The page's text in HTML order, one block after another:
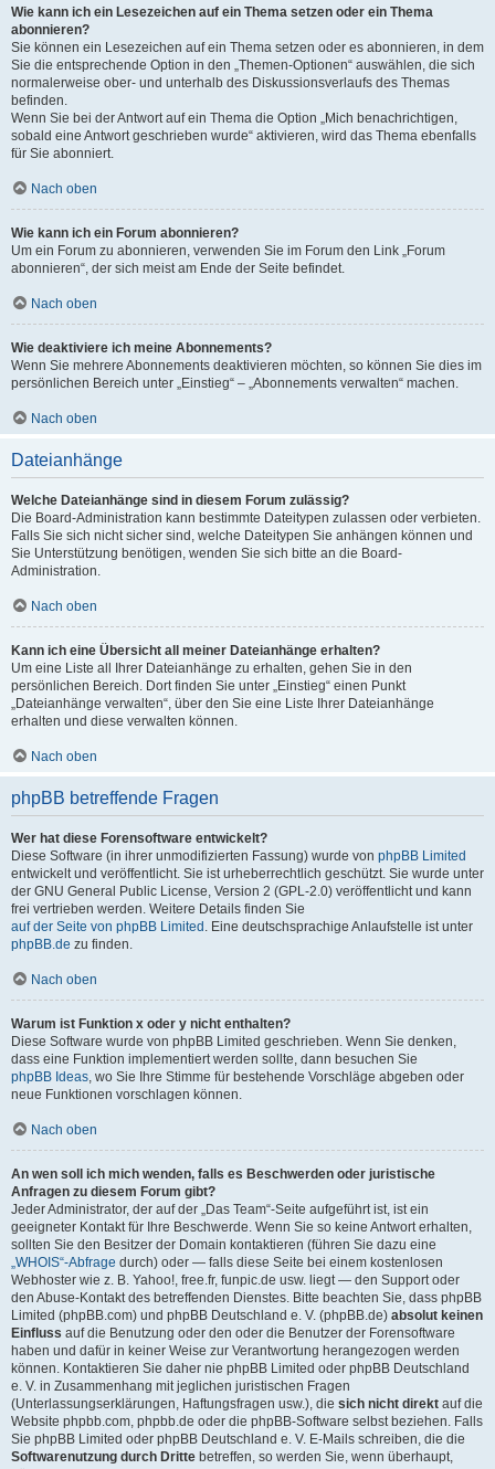
Wie kann ich ein Lesezeichen auf ein Thema setzen oder ein Thema
abonnieren?
Sie können ein Lesezeichen auf ein Thema setzen oder es abonnieren, in dem
Sie die entsprechende Option in den „Themen-Optionen“ auswählen, die sich
normalerweise ober- und unterhalb des Diskussionsverlaufs des Themas
befinden.
Wenn Sie bei der Antwort auf ein Thema die Option „Mich benachrichtigen,
sobald eine Antwort geschrieben wurde“ aktivieren, wird das Thema ebenfalls
für Sie abonniert.
Nach oben
Wie kann ich ein Forum abonnieren?
Um ein Forum zu abonnieren, verwenden Sie im Forum den Link „Forum
abonnieren“, der sich meist am Ende der Seite befindet.
Nach oben
Wie deaktiviere ich meine Abonnements?
Wenn Sie mehrere Abonnements deaktivieren möchten, so können Sie dies im
persönlichen Bereich unter „Einstieg“ – „Abonnements verwalten“ machen.
Nach oben
Dateianhänge
Welche Dateianhänge sind in diesem Forum zulässig?
Die Board-Administration kann bestimmte Dateitypen zulassen oder verbieten.
Falls Sie sich nicht sicher sind, welche Dateitypen Sie anhängen können und
Sie Unterstützung benötigen, wenden Sie sich bitte an die Board-
Administration.
Nach oben
Kann ich eine Übersicht all meiner Dateianhänge erhalten?
Um eine Liste all Ihrer Dateianhänge zu erhalten, gehen Sie in den
persönlichen Bereich. Dort finden Sie unter „Einstieg“ einen Punkt
„Dateianhänge verwalten“, über den Sie eine Liste Ihrer Dateianhänge
erhalten und diese verwalten können.
Nach oben
phpBB betreffende Fragen
Wer hat diese Forensoftware entwickelt?
Diese Software (in ihrer unmodifizierten Fassung) wurde von phpBB Limited
entwickelt und veröffentlicht. Sie ist urheberrechtlich geschützt. Sie wurde unter
der GNU General Public License, Version 2 (GPL-2.0) veröffentlicht und kann
frei vertrieben werden. Weitere Details finden Sie
auf der Seite von phpBB Limited . Eine deutschsprachige Anlaufstelle ist unter
phpBB.de zu finden.
Nach oben
Warum ist Funktion x oder y nicht enthalten?
Diese Software wurde von phpBB Limited geschrieben. Wenn Sie denken,
dass eine Funktion implementiert werden sollte, dann besuchen Sie
phpBB Ideas, wo Sie Ihre Stimme für bestehende Vorschläge abgeben oder
neue Funktionen vorschlagen können.
Nach oben
An wen soll ich mich wenden, falls es Beschwerden oder juristische
Anfragen zu diesem Forum gibt?
Jeder Administrator, der auf der „Das Team“-Seite aufgeführt ist, ist ein
geeigneter Kontakt für Ihre Beschwerde. Wenn Sie so keine Antwort erhalten,
sollten Sie den Besitzer der Domain kontaktieren (führen Sie dazu eine
„WHOIS“-Abfrage durch) oder — falls diese Seite bei einem kostenlosen
Webhoster wie z. B. Yahoo!, free.fr, funpic.de usw. liegt — den Support oder
den Abuse-Kontakt des betreffenden Dienstes. Bitte beachten Sie, dass phpBB
Limited (phpBB.com) und phpBB Deutschland e. V. (phpBB.de) absolut keinen
Einfluss auf die Benutzung oder den oder die Benutzer der Forensoftware
haben und dafür in keiner Weise zur Verantwortung herangezogen werden
können. Kontaktieren Sie daher nie phpBB Limited oder phpBB Deutschland
e. V. in Zusammenhang mit jeglichen juristischen Fragen
(Unterlassungserklärungen, Haftungsfragen usw.), die sich nicht direkt auf die
Website phpbb.com, phpbb.de oder die phpBB-Software selbst beziehen. Falls
Sie phpBB Limited oder phpBB Deutschland e. V. E-Mails schreiben, die die
Softwarenutzung durch Dritte betreffen, so werden Sie, wenn überhaupt,